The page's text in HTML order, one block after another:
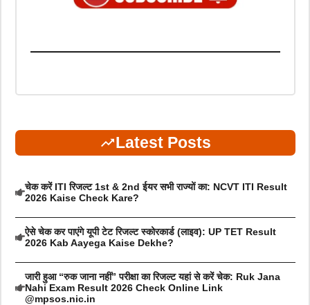
Latest Posts
चेक करें ITI रिजल्ट 1st & 2nd ईयर सभी राज्यों का: NCVT ITI Result
2026 Kaise Check Kare?
ऐसे चेक कर पाएंगे यूपी टेट रिजल्ट स्कोरकार्ड (लाइव): UP TET Result
2026 Kab Aayega Kaise Dekhe?
जारी हुआ “रुक जाना नहीं” परीक्षा का रिजल्ट यहां से करें चेक: Ruk Jana
Nahi Exam Result 2026 Check Online Link
@mpsos.nic.in